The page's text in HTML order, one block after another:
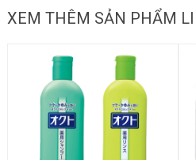
XEM THÊM SẢN PHẨM